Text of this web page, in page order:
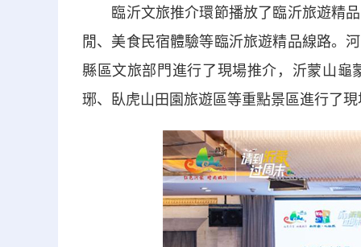
臨沂文旅推介環節播放了臨沂旅遊精品
閒、美食民宿體驗等臨沂旅遊精品線路。
縣區文旅部門進行了現場推介，沂蒙山
琊、臥虎山田園旅遊區等重點景區進行了